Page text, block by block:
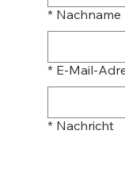
* Nachname
* E-Mail-
* Nachricht